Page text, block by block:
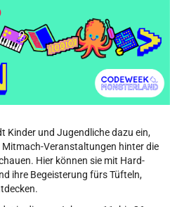
Kinder und Jugendliche dazu ein,
Veranstaltungen hinter die
Hier können sie mit Hard-
ihre Begeisterung fürs Tüfteln,